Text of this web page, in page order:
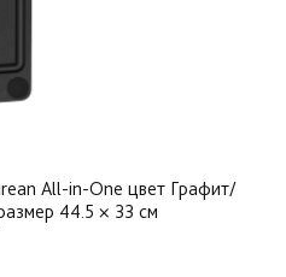
All-in-One цвет Графит/
44.5 × 33 см